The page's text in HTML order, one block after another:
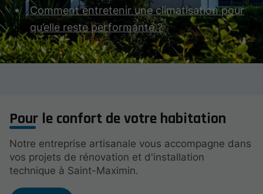
Comment entretenir une climatisation pour
qu’elle reste performante ?
Pour le confort de votre habitation
Notre entreprise artisanale vous accompagne dans
vos projets de rénovation et d'installation
technique à Saint-Maximin.